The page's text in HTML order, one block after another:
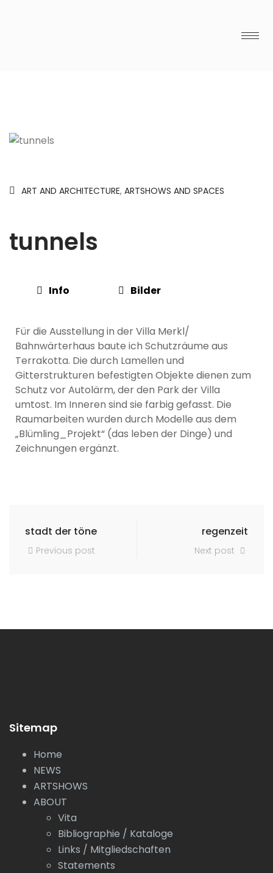
ART AND ARCHITECTURE, ARTSHOWS AND SPACES
tunnels
Info Bilder
Für die Ausstellung in der Villa Merkl/
Bahnwärterhaus baute ich Schutzräume aus
Terrakotta. Die durch Lamellen und
Gitterstrukturen befestigten Objekte dienen zum
Schutz vor Autolärm, der den Park der Villa
umtost. Im Inneren sind sie farbig gefasst. Die
Raumarbeiten wurden durch Modelle aus dem
„Blümling_Projekt“ (das leben der Dinge) und
Zeichnungen ergänzt.
stadt der töne
Previous post
regenzeit
Next post
Sitemap
Home
NEWS
ARTSHOWS
ABOUT
Vita
Bibliographie / Kataloge
Links / Mitgliedschaften
Statements